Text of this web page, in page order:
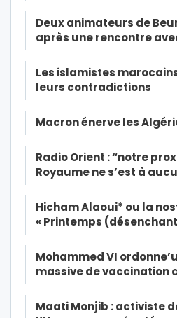
Deux animateurs de
après une rencontre
Les islamistes
leurs contradictions
Macron énerve les
Radio Orient : “notre
Royaume ne s’est à
Hicham Alaoui* ou la
« Printemps
Mohammed VI
massive de vaccination
Maati Monjib : activiste